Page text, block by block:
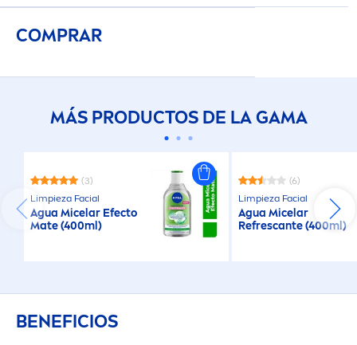
COMPRAR
MÁS PRODUCTOS DE LA GAMA
(3)
Limpieza Facial
Agua Micelar Efecto
Mate (400ml)
(6)
Limpieza Facial
Agua Micelar
Refrescante (400ml)
BENEFICIOS